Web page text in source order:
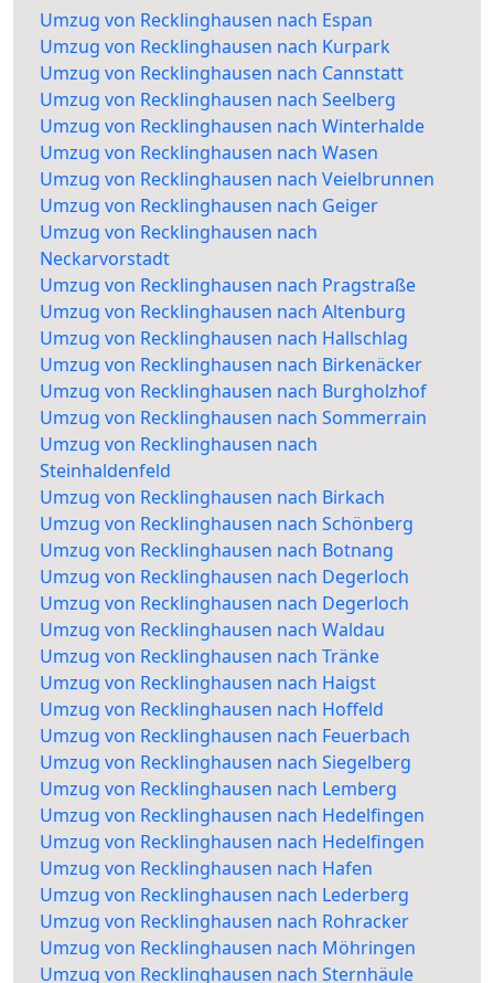
Umzug von Recklinghausen nach Espan
Umzug von Recklinghausen nach Kurpark
Umzug von Recklinghausen nach Cannstatt
Umzug von Recklinghausen nach Seelberg
Umzug von Recklinghausen nach Winterhalde
Umzug von Recklinghausen nach Wasen
Umzug von Recklinghausen nach Veielbrunnen
Umzug von Recklinghausen nach Geiger
Umzug von Recklinghausen nach
Neckarvorstadt
Umzug von Recklinghausen nach Pragstraße
Umzug von Recklinghausen nach Altenburg
Umzug von Recklinghausen nach Hallschlag
Umzug von Recklinghausen nach Birkenäcker
Umzug von Recklinghausen nach Burgholzhof
Umzug von Recklinghausen nach Sommerrain
Umzug von Recklinghausen nach
Steinhaldenfeld
Umzug von Recklinghausen nach Birkach
Umzug von Recklinghausen nach Schönberg
Umzug von Recklinghausen nach Botnang
Umzug von Recklinghausen nach Degerloch
Umzug von Recklinghausen nach Degerloch
Umzug von Recklinghausen nach Waldau
Umzug von Recklinghausen nach Tränke
Umzug von Recklinghausen nach Haigst
Umzug von Recklinghausen nach Hoffeld
Umzug von Recklinghausen nach Feuerbach
Umzug von Recklinghausen nach Siegelberg
Umzug von Recklinghausen nach Lemberg
Umzug von Recklinghausen nach Hedelfingen
Umzug von Recklinghausen nach Hedelfingen
Umzug von Recklinghausen nach Hafen
Umzug von Recklinghausen nach Lederberg
Umzug von Recklinghausen nach Rohracker
Umzug von Recklinghausen nach Möhringen
Umzug von Recklinghausen nach Sternhäule